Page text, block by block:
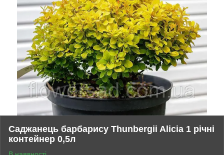
Саджанець барбарису Thunbergii Alicia 1 річні
контейнер 0,5л